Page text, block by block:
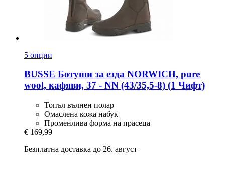
5 опции
BUSSE Ботуши за езда NORWICH, pure
wool, кафяви, 37 -​ NN (43/35,5-​8) (1 Чифт)
Топъл вълнен полар
Омаслена кожа набук
Променлива форма на прасеца
€ 169,99
Безплатна доставка до 26. август